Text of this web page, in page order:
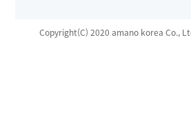
Copyright(C) 2020 amano korea Co.,